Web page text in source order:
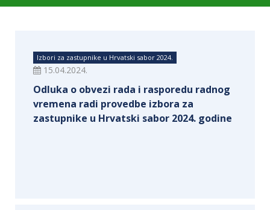
Izbori za zastupnike u Hrvatski sabor 2024.
15.04.2024.
Odluka o obvezi rada i rasporedu radnog
vremena radi provedbe izbora za
zastupnike u Hrvatski sabor 2024. godine